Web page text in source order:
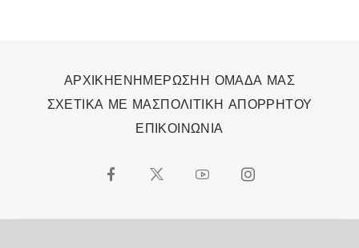
ΑΡΧΙΚΗΕΝΗΜΕΡΩΣΗΗ ΟΜΑΔΑ ΜΑΣ
ΣΧΕΤΙΚΑ ΜΕ ΜΑΣΠΟΛΙΤΙΚΗ ΑΠΟΡΡΗΤΟΥ
ΕΠΙΚΟΙΝΩΝΙΑ